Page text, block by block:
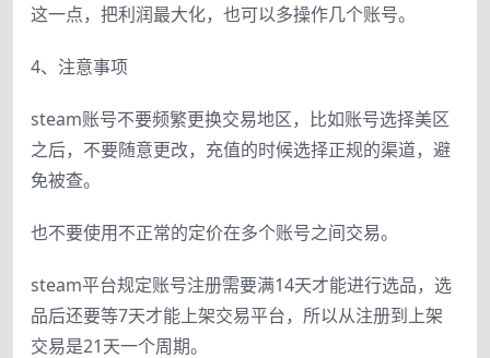
这一点，把利润最大化，也可以多操作几个账号。
4、注意事项
steam账号不要频繁更换交易地区，比如账号选择美区
之后，不要随意更改，充值的时候选择正规的渠道，避
免被查。
也不要使用不正常的定价在多个账号之间交易。
steam平台规定账号注册需要满14天才能进行选品，选
品后还要等7天才能上架交易平台，所以从注册到上架
交易是21天一个周期。